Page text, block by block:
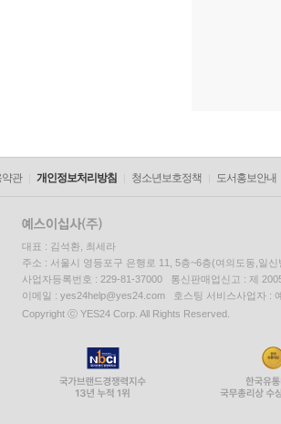
약관 개인정보처리방침 청소년보호정책 도서홍보안내
대표 : 김석환, 최세라
주소 : 서울시 영등포구 은행로 11, 5층~6층(여의도동,일신
사업자등록번호 : 229-81-37000 통신판매업신고 : 제
이메일 : yes24help@yes24.com 호스팅 서비스사업자 :
Copyright ⓒ YES24 Corp. All Rights Reserved.